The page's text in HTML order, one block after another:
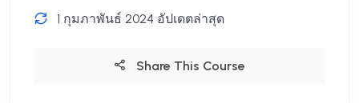
1 กุมภาพันธ์ 2024 อัปเดตล่าสุด
Share This Course